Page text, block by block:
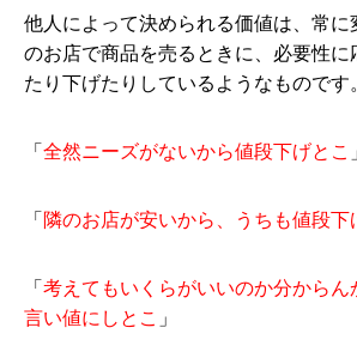
他人によって決められる価値は、常に
のお店で商品を売るときに、必要性に
たり下げたりしているようなものです
「 全然ニーズがないから値段下げとこ
「 隣のお店が安いから、うちも値段下
「 考えてもいくらがいいのか分からん
言い値にしとこ 」